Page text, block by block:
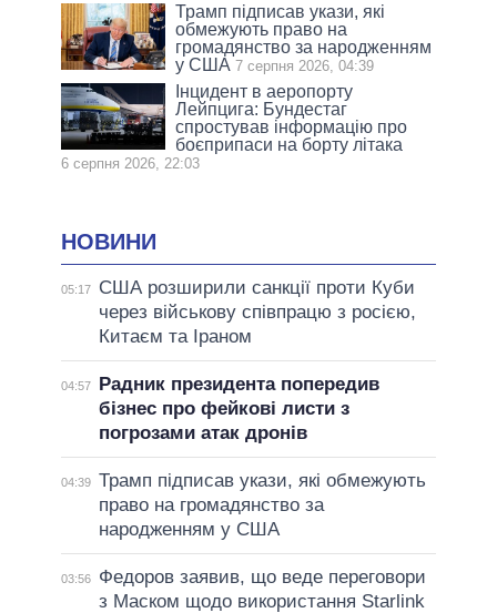
Трамп підписав укази, які
обмежують право на
громадянство за народженням
у США 7 серпня 2026, 04:39
Інцидент в аеропорту
Лейпцига: Бундестаг
спростував інформацію про
боєприпаси на борту літака
6 серпня 2026, 22:03
НОВИНИ
05:17
США розширили санкції проти Куби
через військову співпрацю з росією,
Китаєм та Іраном
04:57
Радник президента попередив
бізнес про фейкові листи з
погрозами атак дронів
04:39 Трамп підписав укази, які обмежують
право на громадянство за
народженням у США
03:56
Федоров заявив, що веде переговори
з Маском щодо використання Starlink